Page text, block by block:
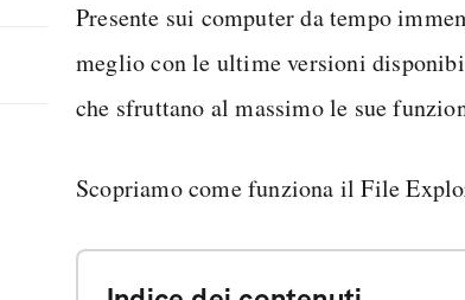
Presente sui computer da tempo
meglio con le ultime versioni
che sfruttano al massimo le sue
Scopriamo come funziona il File